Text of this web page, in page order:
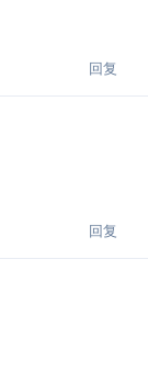
回复
回复